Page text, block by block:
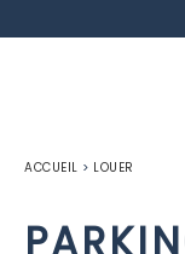
ACCUEIL > LOUER